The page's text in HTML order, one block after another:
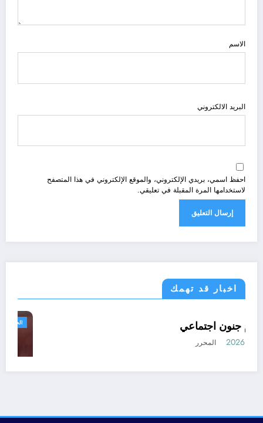
الاسم
البريد الالكتروني
احفظ اسمي، بريدي الإلكتروني، والموقع الإلكتروني في هذا المتصفح
لاستخدامها المرة المقبلة في تعليقي.
اخبار قد تهمك
مجتمع
كرة القدم جنون اجتماعي
أغسطس 7, 2026